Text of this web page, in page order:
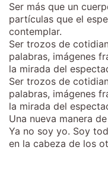
Ser más que un
partículas que el
contemplar.
Ser trozos de
palabras, imágenes
la mirada del
Ser trozos de
palabras, imágenes
la mirada del
Una nueva manera
Ya no soy yo. Soy
en la cabeza de los